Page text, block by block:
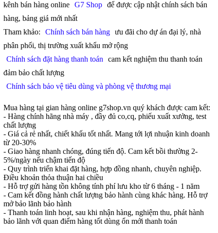
kênh bán hàng online G7 Shop
để được cập nhật chính sách bán
hàng, bảng giá mới nhất
Tham khảo:
Chính sách bán hàng
ưu đãi cho dự án đại lý, nhà
phân phối, thị trường xuất khẩu mở rộng
Chính sách đặt hàng thanh toán
cam kết nghiệm thu thanh toán
đảm bảo chất lượng
Chính sách bảo vệ tiêu dùng và phòng vệ thương mại
Mua hàng tại gian hàng online g7shop.vn quý khách được cam kết:
- Hàng chính hãng nhà máy , đầy đủ co,cq, phiếu xuất xưởng, test
chất lượng
- Giá cả rẻ nhất, chiết khấu tốt nhất. Mang tới lợi nhuận kinh doanh
từ 20-30%
- Giao hàng nhanh chóng, đúng tiến độ. Cam kết bồi thường 2-
5%/ngày nếu chậm tiến độ
- Quy trình triển khai đặt hàng, hợp đồng nhanh, chuyên nghiệp.
Điều khoản thỏa thuận hai chiều
- Hỗ trợ gửi hàng tồn không tính phí lưu kho từ 6 tháng - 1 năm
- Cam kết đồng hành chất lượng bảo hành cùng khác hàng. Hỗ trợ
mở bảo lãnh bảo hành
- Thanh toán linh hoạt, sau khi nhận hàng, nghiệm thu, phát hành
bảo lãnh với quan điểm hàng tốt dùng ổn mới thanh toán